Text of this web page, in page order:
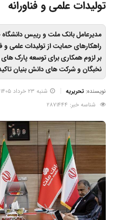
تولیدات علمی و فناورانه
مدیرعامل بانک ملت و رییس
راهکارهای حمایت از تولیدات علمی و
بر لزوم همکاری برای توسعه پارک
نخبگان و شرکت های دانش بنیان
نویسنده: تحریریه شنبه 23 خرداد 1405 - 19:26
شناسه خبر: 2871444